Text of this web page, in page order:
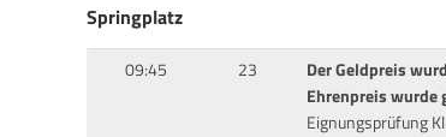
Springplatz
09:45 23
Der Geldpreis
Ehrenpreis wurde
Eignungsprüfung